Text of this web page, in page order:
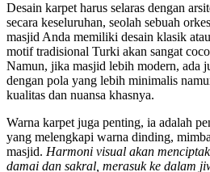
Desain karpet harus selaras dengan
secara keseluruhan, seolah sebuah
masjid Anda memiliki desain klasik
motif tradisional Turki akan sangat
Namun, jika masjid lebih modern, ada
dengan pola yang lebih minimalis
kualitas dan nuansa khasnya.
Warna karpet juga penting, ia adalah
yang melengkapi warna dinding,
masjid. Harmoni visual akan
damai dan sakral, merasuk ke dalam